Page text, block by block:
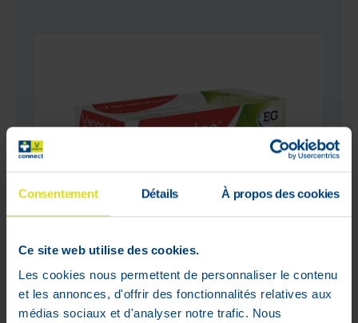
Consentement Détails À propos des cookies
Ce site web utilise des cookies.
Les cookies nous permettent de personnaliser le contenu
et les annonces, d'offrir des fonctionnalités relatives aux
médias sociaux et d'analyser notre trafic. Nous